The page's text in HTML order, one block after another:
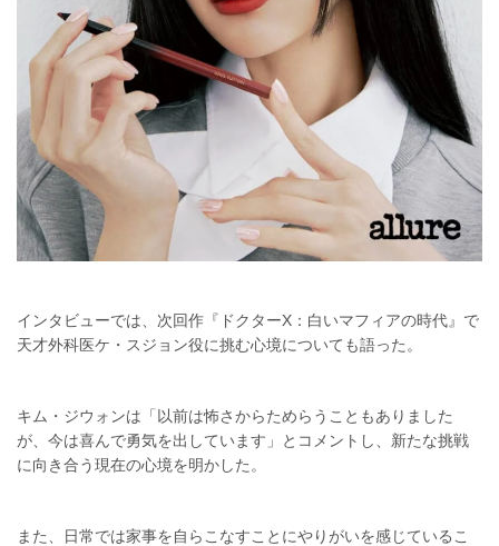
インタビューでは、次回作『ドクターX：白いマフィアの時代』で
天才外科医ケ・スジョン役に挑む心境についても語った。
キム・ジウォンは「以前は怖さからためらうこともありました
が、今は喜んで勇気を出しています」とコメントし、新たな挑戦
に向き合う現在の心境を明かした。
また、日常では家事を自らこなすことにやりがいを感じているこ